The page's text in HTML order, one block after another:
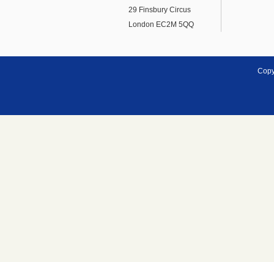
29 Finsbury Circus
London EC2M 5QQ